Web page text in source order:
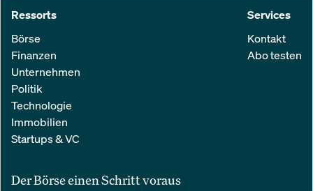
Ressorts
Börse
Finanzen
Unternehmen
Politik
Technologie
Immobilien
Startups & VC
Services
Kontakt
Abo testen
Der Börse einen Schritt voraus